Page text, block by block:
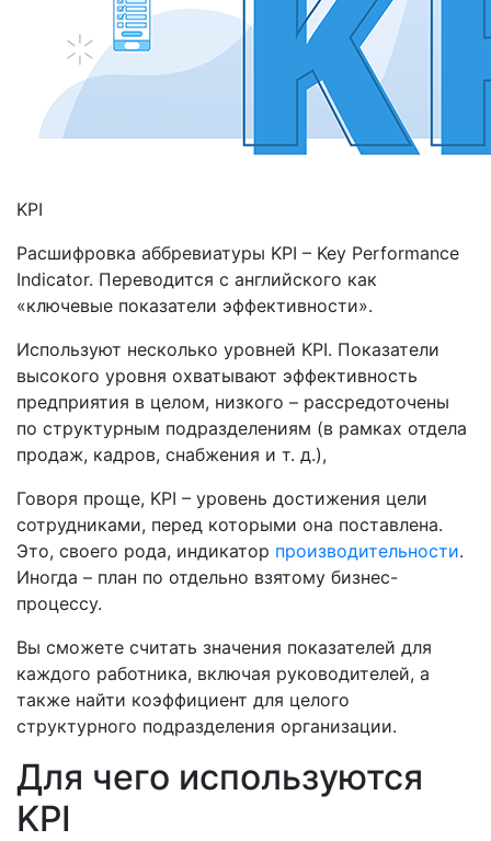
KPI
Расшифровка аббревиатуры KPI – Key Performance
Indicator. Переводится с английского как
«ключевые показатели эффективности».
Используют несколько уровней KPI. Показатели
высокого уровня охватывают эффективность
предприятия в целом, низкого – рассредоточены
по структурным подразделениям (в рамках отдела
продаж, кадров, снабжения и т. д.),
Говоря проще, KPI – уровень достижения цели
сотрудниками, перед которыми она поставлена.
Это, своего рода, индикатор производительности.
Иногда – план по отдельно взятому бизнес-
процессу.
Вы сможете считать значения показателей для
каждого работника, включая руководителей, а
также найти коэффициент для целого
структурного подразделения организации.
Для чего используются
KPI